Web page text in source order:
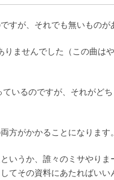
すが、それでも無いものが
ませんでした（この曲は
いるのですが、それがど
方がかかることになります。
いうか、誰々のミサやりま
てその資料にあたればい